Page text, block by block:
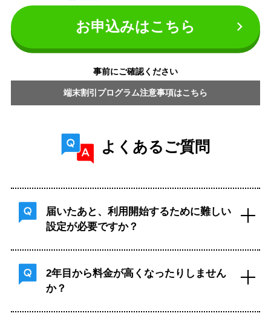
お申込みはこちら
事前にご確認ください
端末割引プログラム注意事項はこちら
よくあるご質問
届いたあと、利用開始するために難しい
設定が必要ですか？
2年目から料金が高くなったりしません
か？